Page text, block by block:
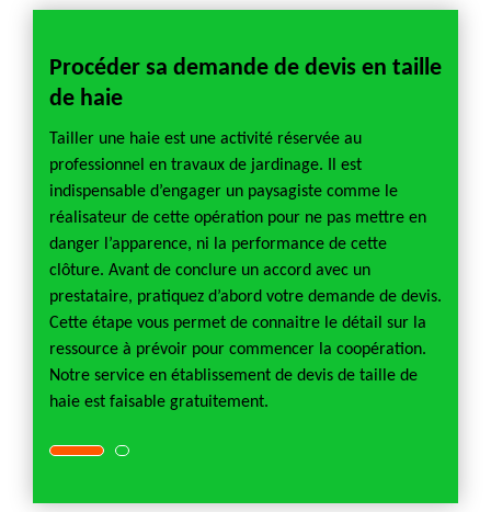
Procéder sa demande de devis en taille
de haie
Tailler une haie est une activité réservée au
professionnel en travaux de jardinage. Il est
indispensable d’engager un paysagiste comme le
réalisateur de cette opération pour ne pas mettre en
danger l’apparence, ni la performance de cette
clôture. Avant de conclure un accord avec un
prestataire, pratiquez d’abord votre demande de devis.
Cette étape vous permet de connaitre le détail sur la
ressource à prévoir pour commencer la coopération.
Notre service en établissement de devis de taille de
haie est faisable gratuitement.